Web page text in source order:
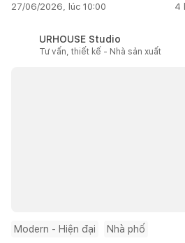
27/06/2026, lúc 10:00 4
URHOUSE Studio
Tư vấn, thiết kế - Nhà sản xuất
Modern - Hiện đại Nhà phố